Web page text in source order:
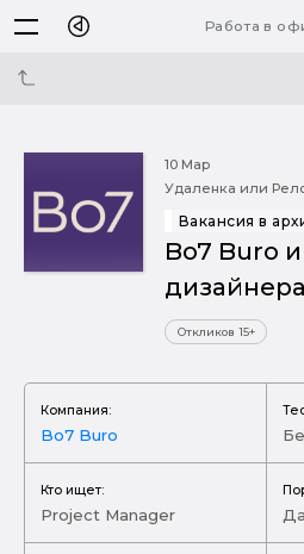
Работа в
10 Мар
Удаленка или
Вакансия в
Bo7 Buro
дизайнера
Откликов 15+
Компания:
Bo7 Buro
Кто ищет:
Project Manager Да